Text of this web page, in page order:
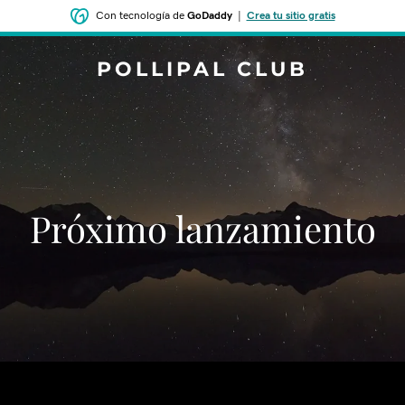
Con tecnología de GoDaddy| Crea tu sitio gratis
POLLIPAL CLUB
‌‌Próximo lanzamiento